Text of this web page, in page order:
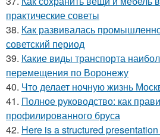
практические советы
38. Как развивалась
советский период
39. Какие виды транспорта
перемещения по Воронежу
40. Что делает ночную жизнь
41. Полное руководство: как
профилированного бруса
42. Here is a structured